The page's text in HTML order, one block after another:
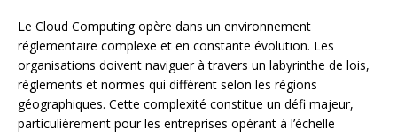
Le Cloud Computing opère dans un environnement
réglementaire complexe et en constante évolution. Les
organisations doivent naviguer à travers un labyrinthe de lois,
règlements et normes qui diffèrent selon les régions
géographiques. Cette complexité constitue un défi majeur,
particulièrement pour les entreprises opérant à l’échelle